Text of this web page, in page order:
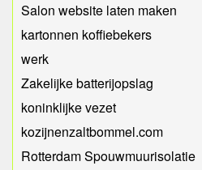
Salon website laten maken
kartonnen koffiebekers
werk
Zakelijke batterijopslag
koninklijke vezet
kozijnenzaltbommel.com
Rotterdam Spouwmuurisolatie